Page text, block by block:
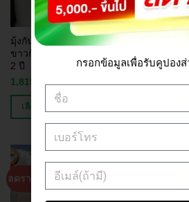
มุ้งกันแมลงโรงเรือน 32 ตา มุ้ง
ขาวกันแมลง เกรด A รับประกัน
2 ปี
1,815.00
–
เลือกรูปแบบ
สแล
ลดราคา!
กรอกข้อมูลเพื่อรับคูปอง